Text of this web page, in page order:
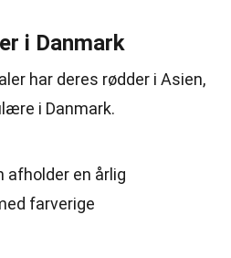
i Danmark
har deres rødder i Asien,
i Danmark.
afholder en årlig
farverige